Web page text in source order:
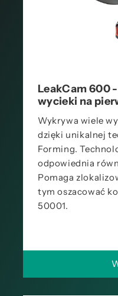
LeakCam 600
wycieki na
Wykrywa wiele
dzięki unikalnej
Forming.
odpowiednia
Pomaga
tym oszacować
50001.